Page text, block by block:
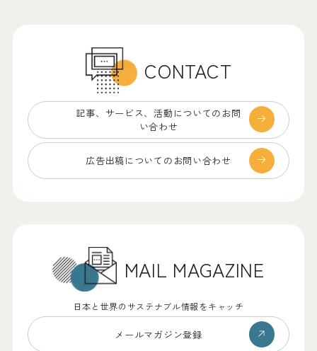
CONTACT
記事、サービス、 活動についてのお問
い合わせ
広告出稿についての お問い合わせ
MAIL MAGAZINE
日本と世界のサステナブル情報をキャッチ
メールマガジン登録